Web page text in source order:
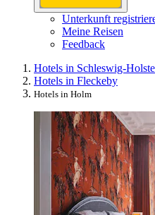
Unterkunft
Meine Reisen
Feedback
Hotels in Schleswig-
Hotels in Fleckeby
Hotels in Holm